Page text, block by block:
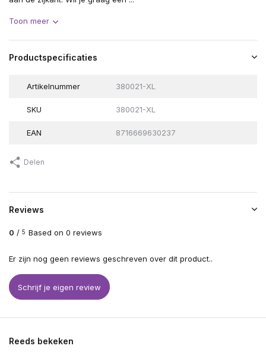
Toon meer
Productspecificaties
Artikelnummer 380021-XL
SKU 380021-XL
EAN 8716669630237
Delen
Reviews
0 / 5 Based on 0 reviews
Er zijn nog geen reviews geschreven over dit product..
Schrijf je eigen review
Reeds bekeken